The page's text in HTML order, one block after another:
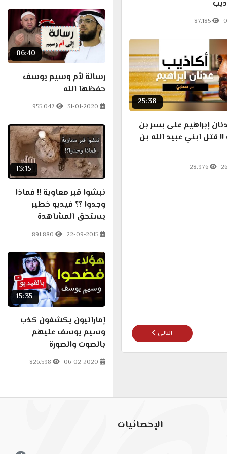
87.185
25:38
إبراهيم على بسر بن
!! قتل ابني عبيد الله بن
28.976
المقال التالي: #مكافح_الشبهات: إنزال العِقاب على شاتم النقاب
التالي
06:40
رسالة لأم وسيم يوسف
حفظها الله
31-01-2020
955.047
13:15
نبشوا قبر معاوية !! فماذا
وجدوا ؟؟ فيديو خطير
يستحق المشاهدة
22-09-2015
891.880
15:35
إماراتيون يكشفون كذب
وسيم يوسف عليهم
بالصوت والصورة
06-02-2020
826.598
الإحصائيات